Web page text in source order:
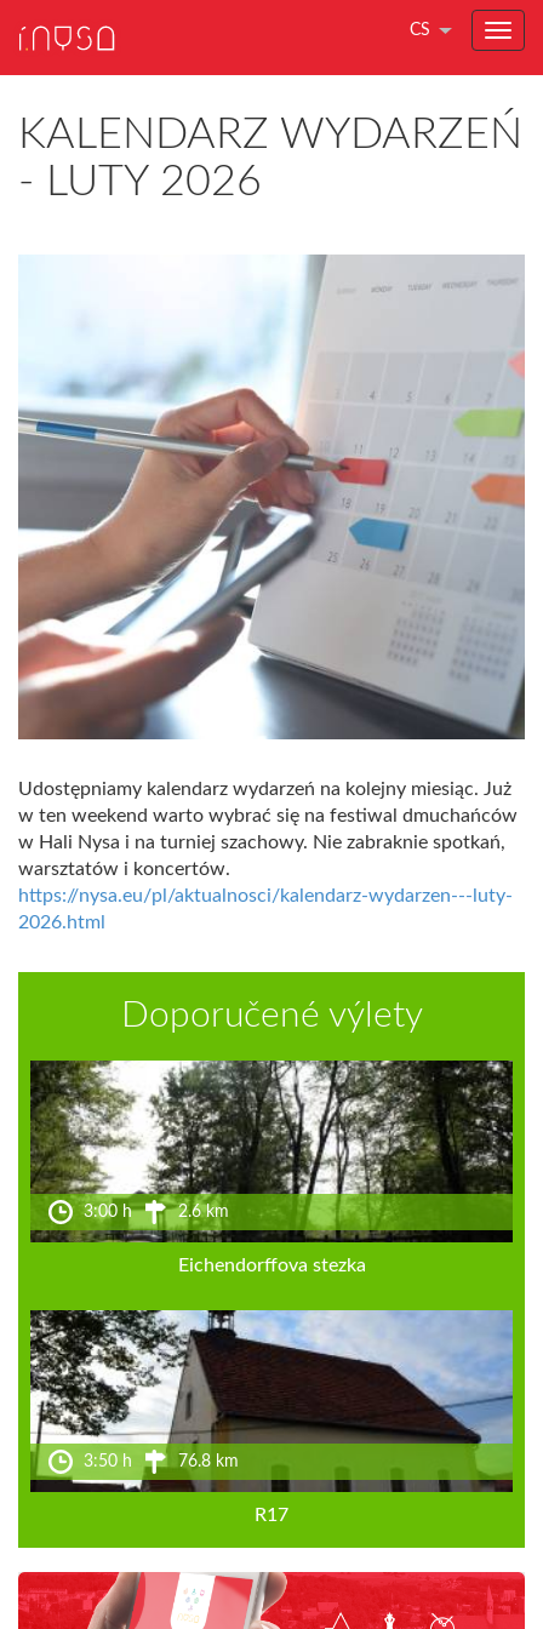
CS
KALENDARZ WYDARZEŃ
- LUTY 2026
Udostępniamy kalendarz wydarzeń na kolejny miesiąc. Już
w ten weekend warto wybrać się na festiwal dmuchańców
w Hali Nysa i na turniej szachowy. Nie zabraknie spotkań,
warsztatów i koncertów.
https://nysa.eu/pl/aktualnosci/kalendarz-wydarzen---luty-
2026.html
Doporučené výlety
3:00 h 2.6 km
Eichendorffova stezka
3:50 h 76.8 km
R17